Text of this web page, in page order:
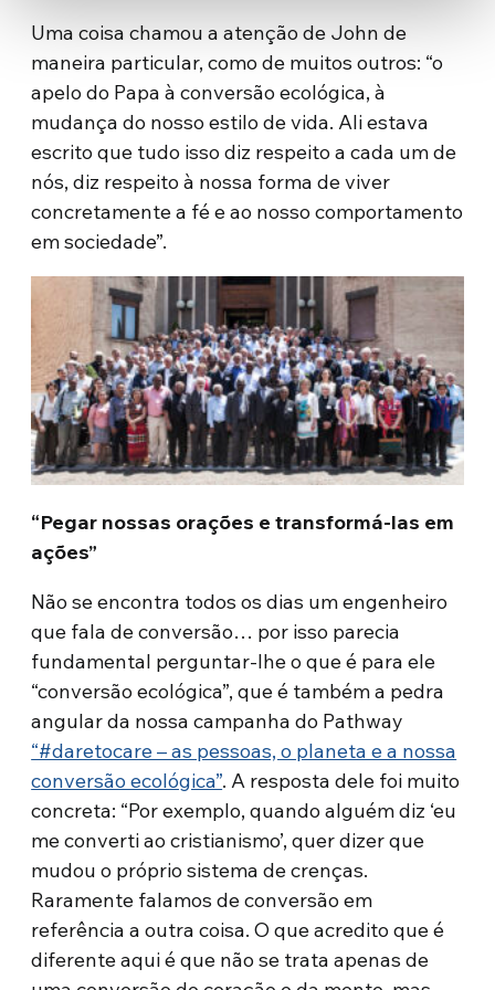
Uma coisa chamou a atenção de John de
maneira particular, como de muitos outros: “o
apelo do Papa à conversão ecológica, à
mudança do nosso estilo de vida. Ali estava
escrito que tudo isso diz respeito a cada um de
nós, diz respeito à nossa forma de viver
concretamente a fé e ao nosso comportamento
em sociedade”.
“Pegar nossas orações e transformá-las em
ações”
Não se encontra todos os dias um engenheiro
que fala de conversão… por isso parecia
fundamental perguntar-lhe o que é para ele
“conversão ecológica”, que é também a pedra
angular da nossa campanha do Pathway
“#daretocare – as pessoas, o planeta e a nossa
conversão ecológica”. A resposta dele foi muito
concreta: “Por exemplo, quando alguém diz ‘eu
me converti ao cristianismo’, quer dizer que
mudou o próprio sistema de crenças.
Raramente falamos de conversão em
referência a outra coisa. O que acredito que é
diferente aqui é que não se trata apenas de